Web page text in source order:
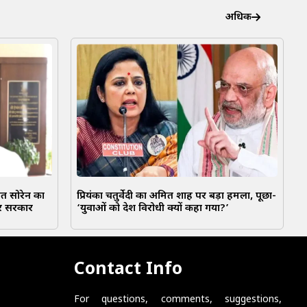
अधिक
सोरेन का
सरकार
प्रियंका चतुर्वेदी का अमित शाह पर बड़ा हमला, पूछा-
‘युवाओं को देश विरोधी क्यों कहा गया?’
Contact Info
For questions, comments, suggestions,